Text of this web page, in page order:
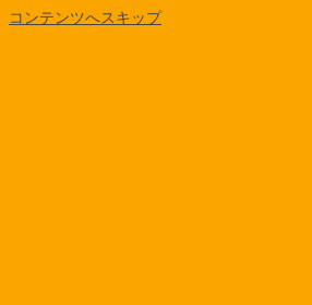
コンテンツへスキップ